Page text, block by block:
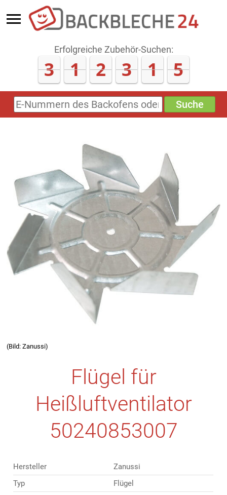
Erfolgreiche Zubehör-Suchen:
3 1 2 3 1 7
E-
Nummern
Suche
(Bild: Zanussi)
Flügel für
Heißluftventilator
50240853007
Hersteller
Zanussi
Typ
Flügel